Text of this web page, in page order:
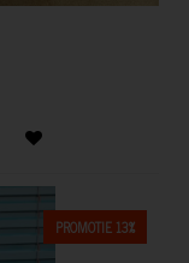
PROMOTIE 13%